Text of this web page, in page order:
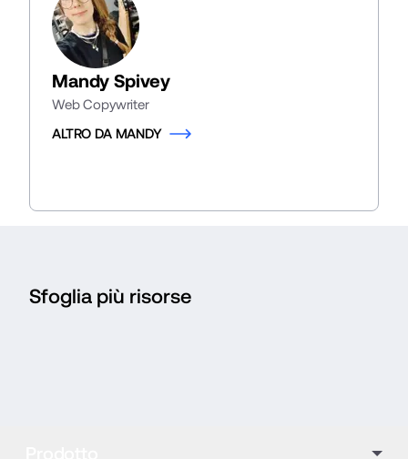
Mandy Spivey
Web Copywriter
ALTRO DA MANDY
Sfoglia più risorse